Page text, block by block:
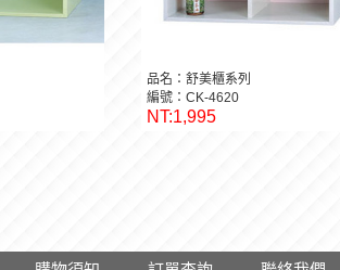
品名：舒美櫃系列
編號：CK-4620
NT:1,995